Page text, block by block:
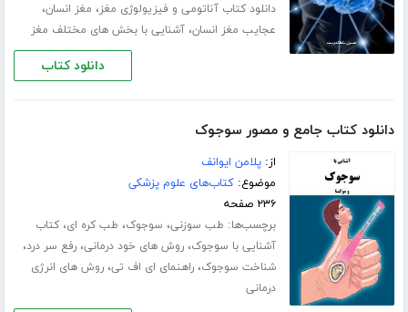
دانلود کتاب آناتومی و فیزیولوژی مغز، مغز انسان،
عجایب مغز انسان،آشنایی با بخش های مختلف مغز
دانلود کتاب
دانلود کتاب جامع و مصور سوجوک
از:پلامن ایوانف
موضوع:کتاب‌های علوم پزشکی
۲۳۶ صفحه
برچسب‌ها: طب سوزنی، سوجوک، طب کره ای،کتاب
آشنایی با سوجوک،روش های خود درمانی،رفع سر درد،
شناخت سوجوک،راهنمای ای اف تی،روش های انرژی
درمانی